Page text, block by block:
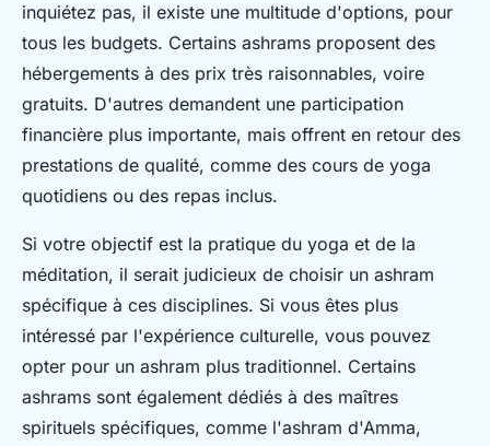
inquiétez pas, il existe une multitude d'options, pour
tous les budgets. Certains ashrams proposent des
hébergements à des prix très raisonnables, voire
gratuits. D'autres demandent une participation
financière plus importante, mais offrent en retour des
prestations de qualité, comme des cours de yoga
quotidiens ou des repas inclus.
Si votre objectif est la pratique du yoga et de la
méditation, il serait judicieux de choisir un ashram
spécifique à ces disciplines. Si vous êtes plus
intéressé par l'expérience culturelle, vous pouvez
opter pour un ashram plus traditionnel. Certains
ashrams sont également dédiés à des maîtres
spirituels spécifiques, comme l'ashram d'Amma,